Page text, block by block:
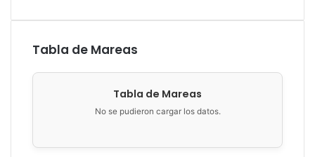
Tabla de Mareas
Tabla de Mareas
No se pudieron cargar los datos.